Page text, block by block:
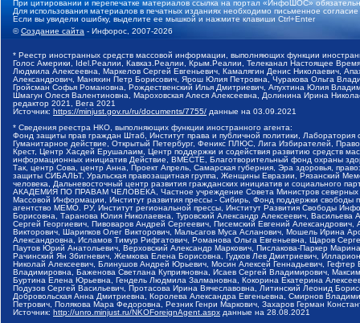
При цитировании и перепечатке материалов ссылка на портал «ИнфоШОС»
Для использования материалов в печатных изданиях необходимо письменное
Если вы увидели ошибку, выделите ее мышкой и нажмите клавиши Ctrl+Enter
©Создание сайта - Инфорос, 2007-2026
* Реестр иностранных средств массовой информации, выполняющих функции
Голос Америки, Idel.Реалии, Кавказ.Реалии, Крым.Реалии, Телеканал Настоящее
Людмила Алексеевна, Маркелов Сергей Евгеньевич, Камалягин Денис Николаевич,
Александрович, Маняхин Петр Борисович, Ярош Юлия Петровна, Чуракова Ольга
Гройсман Софья Романовна, Рождественский Илья Дмитриевич, Апухтина Юлия
Шмагун Олеся Валентиновна, Мароховская Алеся Алексеевна, Долинина Ирина
редактор 2021, Вега 2021
Источник: https://minjust.gov.ru/ru/documents/7755/ данные на 03.09.2021
* Сведения реестра НКО, выполняющих функции иностранного агента:
Фонд защиты прав граждан Штаб, Институт права и публичной политики,
Гуманитарное действие, Открытый Петербург, Феникс ПЛЮС, Лига Избирателей,
Крест, Центр Хасдей Ерушалаим, Центр поддержки и содействия развитию средств
информационных инициатив Действие, ВМЕСТЕ, Благотворительный фонд охраны
Так, центр Сова, центр Анна, Проект Апрель, Самарская губерния, Эра здоровья,
защиты СИБАЛЬТ, Уральская правозащитная группа, Женщины Евразии, Рязанский
человека, Дальневосточный центр развития гражданских инициатив и социального
АКАДЕМИЯ ПО ПРАВАМ ЧЕЛОВЕКА, Частное учреждение Совета Министров северных
Массовой Информации, Институт развития прессы - Сибирь, Фонд поддержки
агентство МЕМО. РУ, Институт региональной прессы, Институт Развития Свободы
Борисовна, Таранова Юлия Николаевна, Туровский Александр Алексеевич,
Сергей Георгиевич, Пивоваров Андрей Сергеевич, Писемский Евгений
Викторович, Шарипков Олег Викторович, Мальсагов Муса Асланович, Мошель Ирина
Александровна, Исламов Тимур Рифгатович, Романова Ольга Евгеньевна, Щаров
Паутов Юрий Анатольевич, Верховский Александр Маркович, Пислакова-Паркер
Рачинский Ян Збигневич, Жемкова Елена Борисовна, Гудков Лев Дмитриевич,
Николай Алексеевич, Блинушов Андрей Юрьевич, Мосин Алексей Геннадьевич,
Владимировна, Баженова Светлана Куприяновна, Исаев Сергей Владимирович,
Буртина Елена Юрьевна, Гендель Людмила Залмановна, Кокорина Екатерина
Подузов Сергей Васильевич, Протасова Ирина Вячеславовна, Литинский Леонид
Добровольская Анна Дмитриевна, Королева Александра Евгеньевна, Смирнов
Петрович, Полякова Мара Федоровна, Резник Генри Маркович, Захаров Герман
Источник: http://unro.minjust.ru/NKOForeignAgent.aspx данные на 28.08.2021